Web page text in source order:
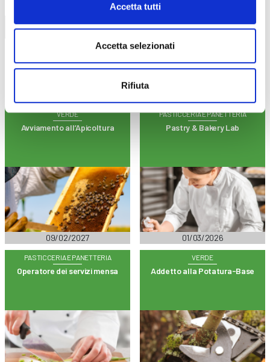
Accetta tutti
Accetta selezionati
Rifiuta
Trova il tuo corso
VERDE
Avviamento all’Apicoltura
09/02/2027
PASTICCERIA E PANETTERIA
Pastry & Bakery Lab
01/03/2026
PASTICCERIA E PANETTERIA
Operatore dei servizi mensa
VERDE
Addetto alla Potatura-Base